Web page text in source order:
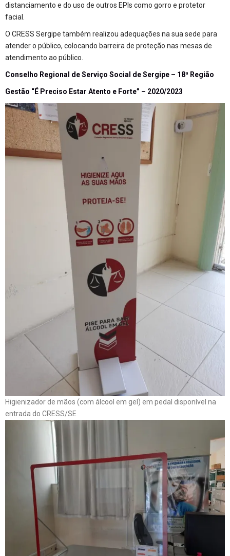
distanciamento e do uso de outros EPIs como gorro e protetor
facial.
O CRESS Sergipe também realizou adequações na sua sede para
atender o público, colocando barreira de proteção nas mesas de
atendimento ao público.
Conselho Regional de Serviço Social de Sergipe – 18ª Região
Gestão “É Preciso Estar Atento e Forte” – 2020/2023
Higienizador de mãos (com álcool em gel) em pedal disponível na
entrada do CRESS/SE